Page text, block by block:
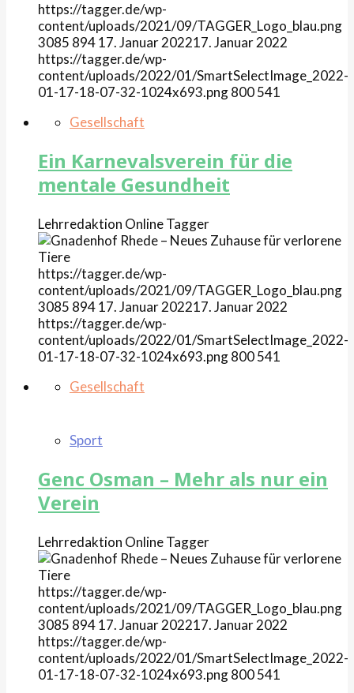
https://tagger.de/wp-
content/uploads/2021/09/TAGGER_Logo_blau.png
3085 89417. Januar 202217. Januar 2022
https://tagger.de/wp-
content/uploads/2022/01/SmartSelectImage_2022-
01-17-18-07-32-1024x693.png800541
Gesellschaft
Ein Karnevalsverein für die
mentale Gesundheit
Lehrredaktion OnlineTagger
https://tagger.de/wp-
content/uploads/2021/09/TAGGER_Logo_blau.png
3085 89417. Januar 202217. Januar 2022
https://tagger.de/wp-
content/uploads/2022/01/SmartSelectImage_2022-
01-17-18-07-32-1024x693.png800541
Gesellschaft
Sport
Genc Osman – Mehr als nur ein
Verein
Lehrredaktion OnlineTagger
https://tagger.de/wp-
content/uploads/2021/09/TAGGER_Logo_blau.png
3085 89417. Januar 202217. Januar 2022
https://tagger.de/wp-
content/uploads/2022/01/SmartSelectImage_2022-
01-17-18-07-32-1024x693.png800541